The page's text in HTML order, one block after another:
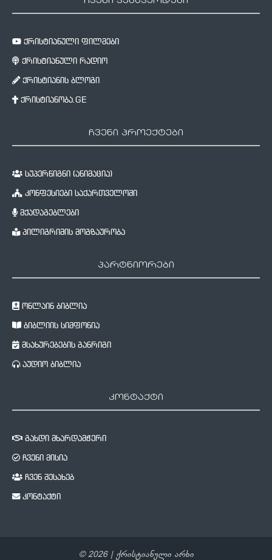
ქრისტიანული ფილმები
ქრისტიანული რადიო
ქრისტიანის ბლოგი
ქრისტიანობა.GE
ჩვენი პროექტები
სუპერწიგნი (ანიმაცია)
კონფესიები საქართველოში
მქადაგებლები
პილიგრიმის მოგზაურობა
პარტნიორები
ონლაინ ბიბლია
ბიბლიის სიმფონია
მსახურებების განრიგი
აუდიო ბიბლია
კონტაქტი
გახდი მხარდამჭერი
ჩვენი მისია
ჩვენ შესახებ
კონტაქტი
©2026| ქრისტიანული არხი